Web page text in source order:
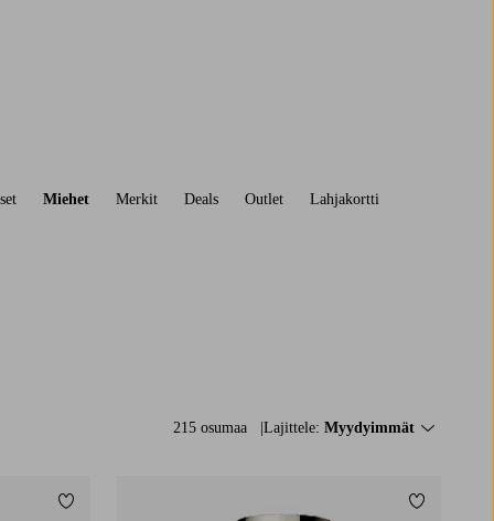
Miehet Merkit Deals Outlet Lahjakortti
215 osumaa Lajittele: Myydyimmät
Lisää suosikkeihin Lisää